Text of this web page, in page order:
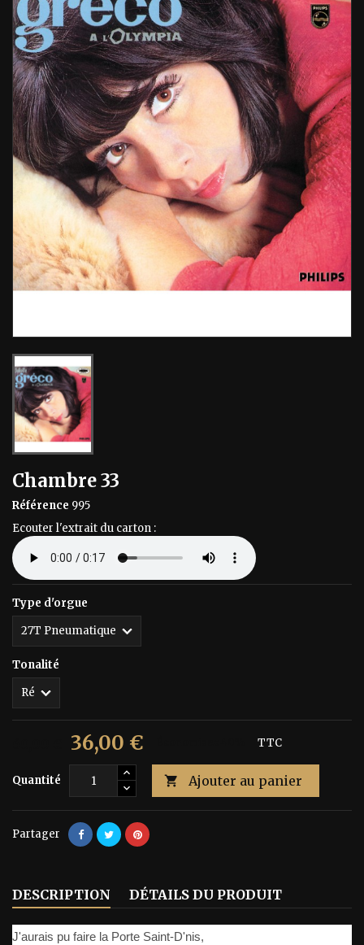
Chambre 33
Référence 995
Ecouter l'extrait du carton :
Type d'orgue
Tonalité
36,00 € TTC
Quantité  Ajouter au panier
Partager
DESCRIPTION DÉTAILS DU PRODUIT
J'aurais pu faire la Porte Saint-D'nis,